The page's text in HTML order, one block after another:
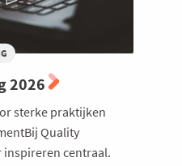
2026
sterke praktijken
Quality
inspireren centraal.